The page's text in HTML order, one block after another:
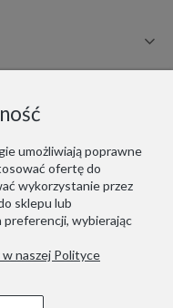
© 2021 - ZOOKSY.
systemie LUCID
umożliwiają poprawne
ofertę do
wykorzystanie przez
sklepu lub
wybierając
naszej Polityce